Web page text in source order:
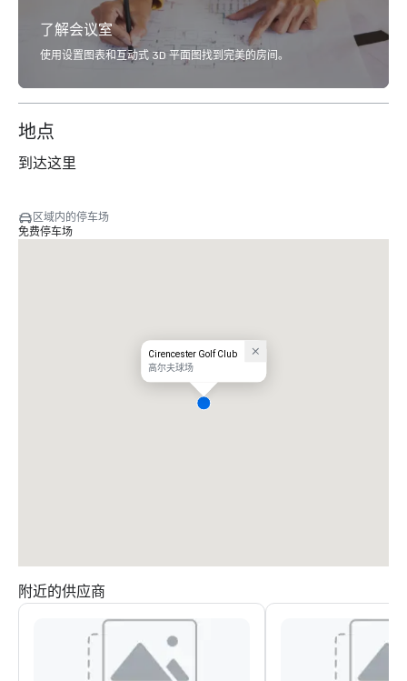
了解会议室
使用设置图表和互动式 3D 平面图找到完美的房间。
地点
到达这里
区域内的停车场
免费停车场
Cirencester Golf Club
高尔夫球场
附近的供应商